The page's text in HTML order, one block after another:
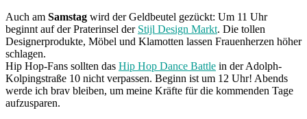
Auch am Samstag wird der Geldbeutel gezückt: Um 11 Uhr
beginnt auf der Praterinsel der Stijl Design Markt. Die tollen
Designerprodukte, Möbel und Klamotten lassen Frauenherzen höher
schlagen.
Hip Hop-Fans sollten das Hip Hop Dance Battle in der Adolph-
Kolpingstraße 10 nicht verpassen. Beginn ist um 12 Uhr! Abends
werde ich brav bleiben, um meine Kräfte für die kommenden Tage
aufzusparen.